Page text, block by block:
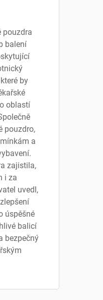
pouzdra
balení
by
oblastí
pouzdro,
a
zajistila,
i za
uvedl,
úspěšné
balicí
bezpečný